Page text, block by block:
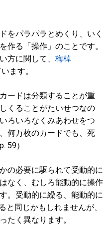
をパラパラとめくり、いく
作る「操作」のことです。
方に関して、 梅棹
ます。
ードは分類することが重
くることがたいせつなの
ろいろなくみあわせをつ
何万枚のカードでも、死
59）
の必要に駆られて受動的に
なく、むしろ能動的に操作
。受動的に繰る、能動的に
と同じかもしれませんが、
たく異なります。